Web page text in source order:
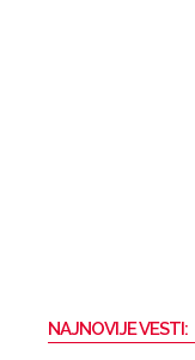
NAJNOVIJE VESTI: